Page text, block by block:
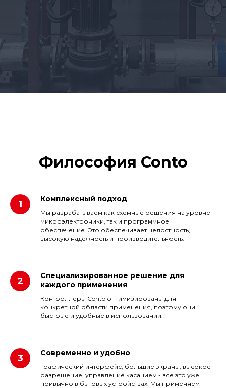
Философия Conto
Комплексный подход
Мы разрабатываем как схемные решения на уровне
микроэлектроники, так и программное
обеспечение. Это обеспечивает целостность,
высокую надежность и производительность.
Специализированное решение для
каждого применения
Контроллеры Conto оптимизированы для
конкретной области применения, поэтому они
быстрые и удобные в использовании.
Современно и удобно
Графический интерфейс, большие экраны, высокое
разрешение, управление касанием - все это уже
привычно в бытовых устройствах. Мы применяем